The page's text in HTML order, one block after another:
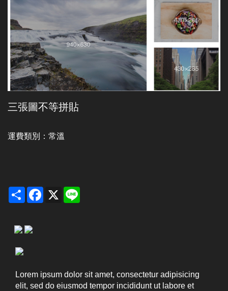
三張圖不等拼貼
運費類別： 常溫
Share Facebook
X
Lorem ipsum dolor sit amet, consectetur adipisicing
elit, sed do eiusmod tempor incididunt ut labore et